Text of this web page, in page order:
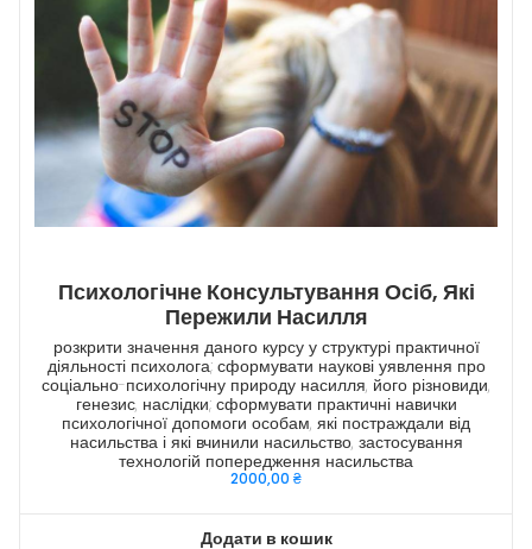
Психологічне Консультування Осіб, Які
Пережили Насилля
розкрити значення даного курсу у структурі практичної
діяльності психолога; сформувати наукові уявлення про
соціально-психологічну природу насилля, його різновиди,
генезис, наслідки; сформувати практичні навички
психологічної допомоги особам, які постраждали від
насильства і які вчинили насильство, застосування
технологій попередження насильства
2000,00 ₴
Додати в кошик